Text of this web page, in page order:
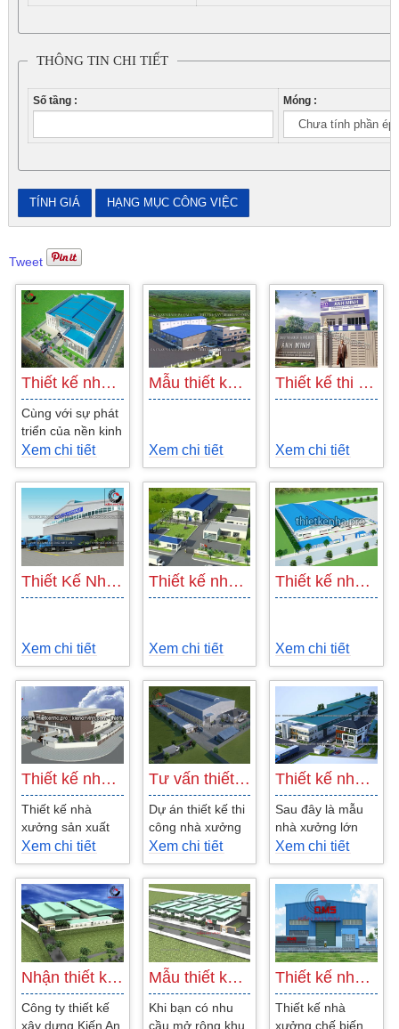
THÔNG TIN CHI TIẾT
Số tầng : Móng :
Tweet
Thiết kế nhà xưởng Vina Astec
Cùng với sự phát
triển của nền kinh
tế, rất nhiều dịch
vụ mới đã ra đời
dẫn đến...
Xem chi tiết
Mẫu thiết kế nhà xưởng ASSEMS rộng trên…
Xem chi tiết
Thiết kế thi công xây dựng nhà xưởng Long…
Xem chi tiết
Thiết Kế Nhà Xưởng Đông Lạnh AGREX
Xem chi tiết
Thiết kế nhà xưởng chế biến gạo tại…
Xem chi tiết
Thiết kế nhà máy may phong cách hiện đại
Xem chi tiết
Thiết kế nhà xưởng sản xuất Mặt Trời…
Thiết kế nhà
xưởng sản xuất
Mặt Trời Đỏ KCN
Hiệp Phước
Xem chi tiết
Tư vấn thiết kế thi công nhà xưởng
Dự án thiết kế thi
công nhà xưởng
dệt Quận 12, với
diện tích 4 ha,
xưởng sản xuất...
Xem chi tiết
Thiết kế nhà xưởng thép tiền chế tại…
Sau đây là mẫu
nhà xưởng lớn
hiện đại do các
KTS của công ty
Kiến An Vinh
chung sức lên...
Xem chi tiết
Nhận thiết kế và thi công nhà xưởng sản…
Công ty thiết kế
xây dựng Kiến An
Mẫu thiết kế nhà xưởng công nghiệp tại…
Khi bạn có nhu
cầu mở rộng khu
Thiết kế nhà xưởng cho công ty Quang Minh…
Thiết kế nhà
xưởng chế biến